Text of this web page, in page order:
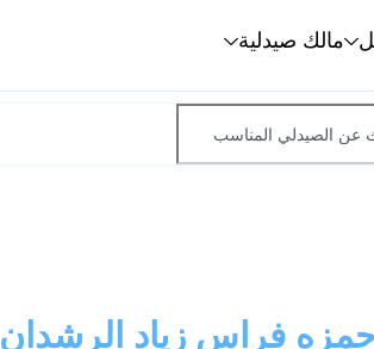
مالك صيدلية
فراس زياد الرشدان